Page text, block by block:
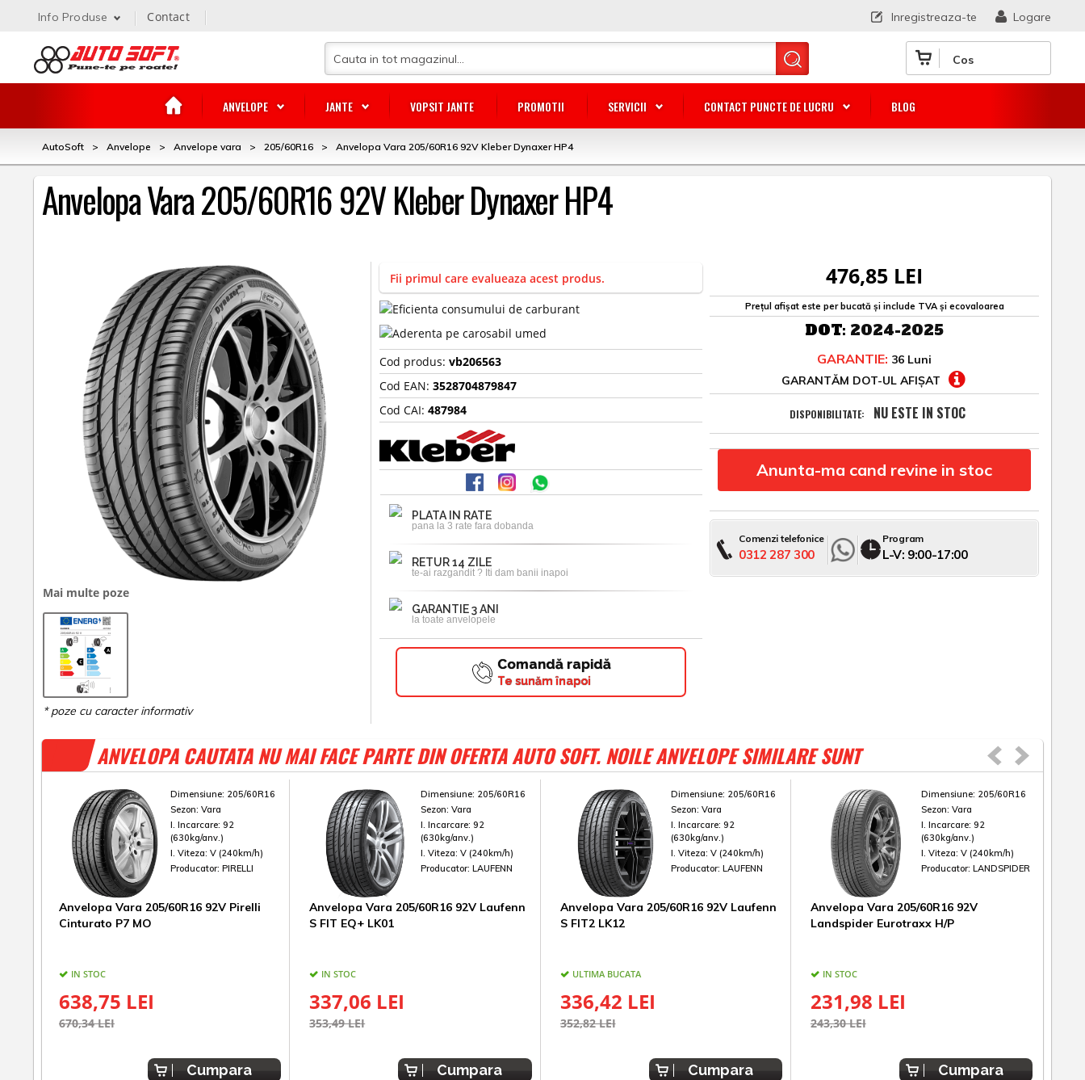
Cos
ANVELOPE JANTE VOPSIT JANTE PROMOTII SERVICII CONTACT PUNCTE DE LUCRU BLOG
Logare
Inregistreaza-te
Info Produse Contact
AutoSoft > Anvelope > Anvelope vara > 205/60R16 > Anvelopa Vara 205/60R16 92V Kleber Dynaxer HP4
Anvelopa Vara 205/60R16 92V Kleber Dynaxer HP4
Mai multe poze
Fii primul care evalueaza acest produs.
Cod produs:vb206563
Cod EAN:3528704879847
Cod CAI:487984
PLATA IN RATE
pana la 3 rate fara dobanda
RETUR 14 ZILE
te-ai razgandit ? Iti dam banii inapoi
GARANTIE 3 ANI
la toate anvelopele
Comandă rapidă
Te sunăm înapoi
476,85 LEI
Prețul afișat este per bucată și include TVA și ecovaloarea
DOT: 2024-2025
GARANTIE: 36 Luni
GARANTĂM DOT-UL AFIȘAT
DISPONIBILITATE: NU ESTE IN STOC
Anunta-ma cand revine in stoc
Comenzi telefonice
0312 287 300
Program
L-V: 9:00-17:00
ANVELOPA CAUTATA NU MAI FACE PARTE DIN OFERTA AUTO SOFT. NOILE ANVELOPE SIMILARE SUNT
Dimensiune: 205/60R16
Sezon: Vara
I. Incarcare: 92
(630kg/anv.)
I. Viteza: V (240km/h)
Producator: PIRELLI
Anvelopa Vara 205/60R16 92V Pirelli
Cinturato P7 MO
IN STOC
638,75 LEI
670,34 LEI
Cumpara
Dimensiune: 205/60R16
Sezon: Vara
I. Incarcare: 92
(630kg/anv.)
I. Viteza: V (240km/h)
Producator: LAUFENN
Anvelopa Vara 205/60R16 92V Laufenn
S FIT EQ+ LK01
IN STOC
337,06 LEI
353,49 LEI
Cumpara
Dimensiune: 205/60R16
Sezon:Vara
I. Incarcare:92
(630kg/anv.)
I. Viteza:V (240km/h)
Producator:LAUFENN
Anvelopa Vara 205/60R16 92V Laufenn
S FIT2 LK12
ULTIMA BUCATA
336,42 LEI
352,82 LEI
Cumpara
Dimensiune: 205/60R16
Sezon:Vara
I. Incarcare:92
(630kg/anv.)
I. Viteza:V (240km/h)
Producator:LANDSPIDER
Anvelopa Vara 205/60R16 92V
Landspider Eurotraxx H/P
IN STOC
231,98 LEI
243,30 LEI
Cumpara